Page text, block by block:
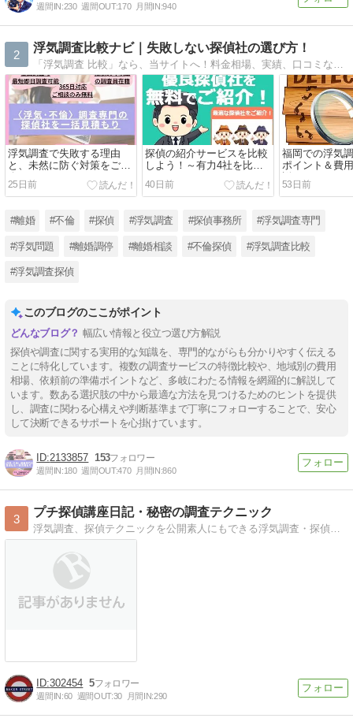
週間IN:230 週間OUT:170 月間IN:940
2
浮気調査比較ナビ｜失敗しない探偵社の選び方！
浮気調査で失敗する理由
と、未然に防ぐ対策をご紹
25日前
探偵の紹介サービスを比較
しよう！～有力4社を比較
40日前
福岡での浮気
ポイント＆費
53日前
#離婚 #不倫 #探偵 #浮気調査 #探偵事務所 #浮気調査専門
#浮気問題 #離婚調停 #離婚相談 #不倫探偵 #浮気調査比較
#浮気調査探偵
このブログのここがポイント
幅広い情報と役立つ選び方解説
探偵や調査に関する実用的な知識を、専門的ながらも分かりやすく伝える
ことに特化しています。複数の調査サービスの特徴比較や、地域別の費用
相場、依頼前の準備ポイントなど、多岐にわたる情報を網羅的に解説して
います。数ある選択肢の中から最適な方法を見つけるためのヒントを提供
し、調査に関わる心構えや判断基準まで丁寧にフォローすることで、安心
して決断できるサポートを心掛けています。
2133857 153
週間IN:180 週間OUT:470 月間IN:860
3
プチ探偵講座日記・秘密の調査テクニック
浮気調査、探偵テクニックを公開素人にもできる浮気調査・探偵調査のテクニック・マル秘情報が満載。
302454 5
週間IN:60 週間OUT:30 月間IN:290